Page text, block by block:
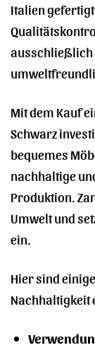
Italien
ausschließlich
Mit dem Kauf
Schwarz
bequemes
nachhaltige
Produktion.
Umwelt und
ein.
Hier sind
Nachhaltigkeit